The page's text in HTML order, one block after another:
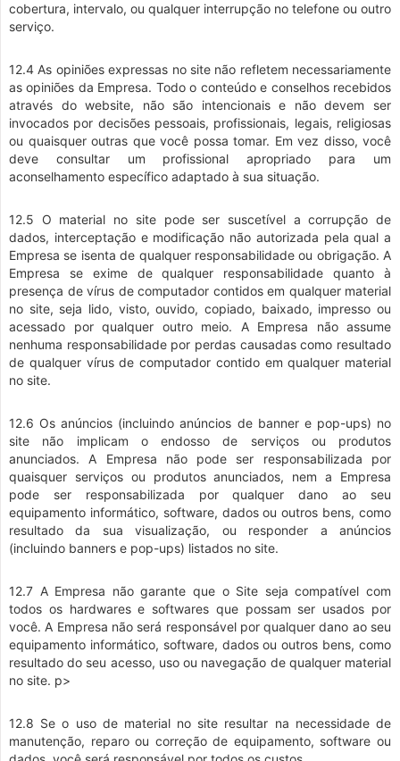
cobertura, intervalo, ou qualquer interrupção no telefone ou outro
serviço.
12.4 As opiniões expressas no site não refletem necessariamente
as opiniões da Empresa. Todo o conteúdo e conselhos recebidos
através do website, não são intencionais e não devem ser
invocados por decisões pessoais, profissionais, legais, religiosas
ou quaisquer outras que você possa tomar. Em vez disso, você
deve consultar um profissional apropriado para um
aconselhamento específico adaptado à sua situação.
12.5 O material no site pode ser suscetível a corrupção de
dados, interceptação e modificação não autorizada pela qual a
Empresa se isenta de qualquer responsabilidade ou obrigação. A
Empresa se exime de qualquer responsabilidade quanto à
presença de vírus de computador contidos em qualquer material
no site, seja lido, visto, ouvido, copiado, baixado, impresso ou
acessado por qualquer outro meio. A Empresa não assume
nenhuma responsabilidade por perdas causadas como resultado
de qualquer vírus de computador contido em qualquer material
no site.
12.6 Os anúncios (incluindo anúncios de banner e pop-ups) no
site não implicam o endosso de serviços ou produtos
anunciados. A Empresa não pode ser responsabilizada por
quaisquer serviços ou produtos anunciados, nem a Empresa
pode ser responsabilizada por qualquer dano ao seu
equipamento informático, software, dados ou outros bens, como
resultado da sua visualização, ou responder a anúncios
(incluindo banners e pop-ups) listados no site.
12.7 A Empresa não garante que o Site seja compatível com
todos os hardwares e softwares que possam ser usados por
você. A Empresa não será responsável por qualquer dano ao seu
equipamento informático, software, dados ou outros bens, como
resultado do seu acesso, uso ou navegação de qualquer material
no site. p>
12.8 Se o uso de material no site resultar na necessidade de
manutenção, reparo ou correção de equipamento, software ou